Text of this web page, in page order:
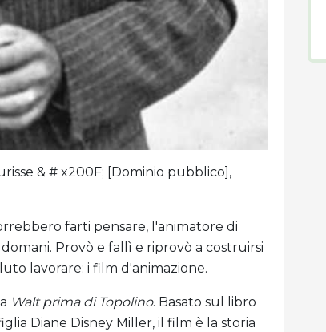
& # x200F; [Dominio pubblico],
farti pensare, l'animatore di
Provò e fallì e riprovò a costruirsi
lavorare: i film d'animazione.
Walt prima di Topolino. Basato sul libro
Diane Disney Miller, il film è la storia